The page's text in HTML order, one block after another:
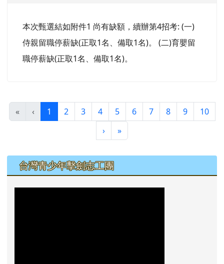
本次甄選結如附件1 尚有缺額，續辦第4招考: (一)
侍親留職停薪缺(正取1名、備取1名)。 (二)育嬰留
職停薪缺(正取1名、備取1名)。
« ‹ 1 (目前頁次)
2 3 4 5 6 7 8 9
10
›下一頁
»最後頁
左邊區域內容
台灣青少年擊劍志工團